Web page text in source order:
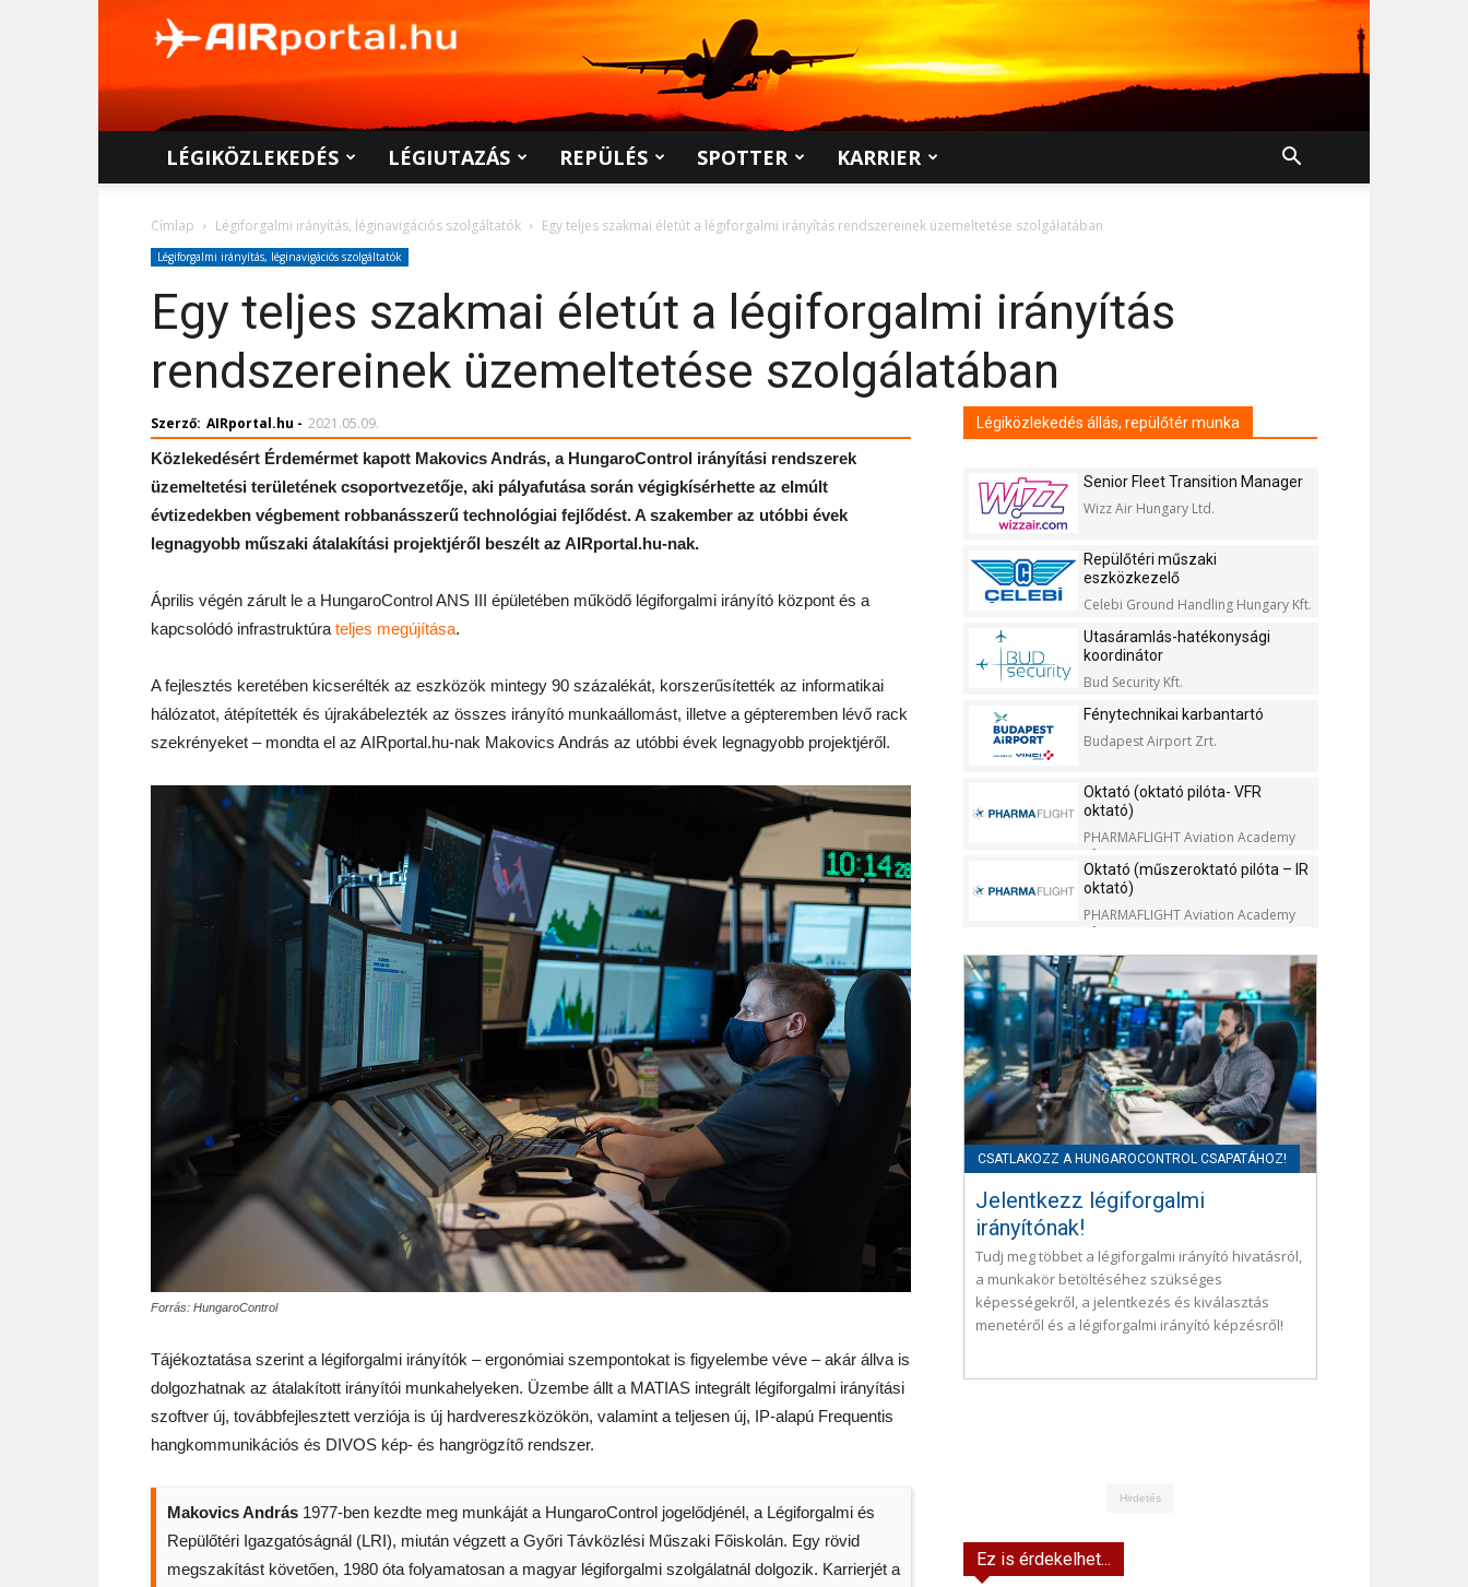
LÉGIKÖZLEKEDÉS LÉGIUTAZÁS REPÜLÉS SPOTTER KARRIER
Címlap Légiforgalmi irányítás, léginavigációs szolgáltatók Egy teljes szakmai életút a légiforgalmi irányítás rendszereinek üzemeltetése szolgálatában
Légiforgalmi irányítás, léginavigációs szolgáltatók
Egy teljes szakmai életút a légiforgalmi irányítás
rendszereinek üzemeltetése szolgálatában
Szerző: AIRportal.hu - 2021.05.09.
Közlekedésért Érdemérmet kapott Makovics András, a HungaroControl irányítási rendszerek
üzemeltetési területének csoportvezetője, aki pályafutása során végigkísérhette az elmúlt
évtizedekben végbement robbanásszerű technológiai fejlődést. A szakember az utóbbi évek
legnagyobb műszaki átalakítási projektjéről beszélt az AIRportal.hu-nak.
Április végén zárult le a HungaroControl ANS III épületében működő légiforgalmi irányító központ és a
kapcsolódó infrastruktúra teljes megújítása.
A fejlesztés keretében kicserélték az eszközök mintegy 90 százalékát, korszerűsítették az informatikai
hálózatot, átépítették és újrakábelezték az összes irányító munkaállomást, illetve a gépteremben lévő rack
szekrényeket – mondta el az AIRportal.hu-nak Makovics András az utóbbi évek legnagyobb projektjéről.
Forrás: HungaroControl
Tájékoztatása szerint a légiforgalmi irányítók – ergonómiai szempontokat is figyelembe véve – akár állva is
dolgozhatnak az átalakított irányítói munkahelyeken. Üzembe állt a MATIAS integrált légiforgalmi irányítási
szoftver új, továbbfejlesztett verziója is új hardvereszközökön, valamint a teljesen új, IP-alapú Frequentis
hangkommunikációs és DIVOS kép- és hangrögzítő rendszer.
Makovics András 1977-ben kezdte meg munkáját a HungaroControl jogelődjénél, a Légiforgalmi és
Repülőtéri Igazgatóságnál (LRI), miután végzett a Győri Távközlési Műszaki Főiskolán. Egy rövid
megszakítást követően, 1980 óta folyamatosan a magyar légiforgalmi szolgálatnál dolgozik. Karrierjét a
Légiközlekedés állás, repülőtér munka
Senior Fleet Transition Manager
Wizz Air Hungary Ltd.
Repülőtéri műszaki
eszközkezelő
Celebi Ground Handling Hungary Kft.
Utasáramlás-hatékonysági
koordinátor
Bud Security Kft.
Fénytechnikai karbantartó
Budapest Airport Zrt.
Oktató (oktató pilóta- VFR
oktató)
PHARMAFLIGHT Aviation Academy
Kft.
Oktató (műszeroktató pilóta – IR
oktató)
PHARMAFLIGHT Aviation Academy
Kft.
Jelentkezz légiforgalmi
irányítónak!
Tudj meg többet a légiforgalmi irányító hivatásról,
a munkakör betöltéséhez szükséges
képességekről, a jelentkezés és kiválasztás
menetéről és a légiforgalmi irányító képzésről!
Hirdetés
Ez is érdekelhet...